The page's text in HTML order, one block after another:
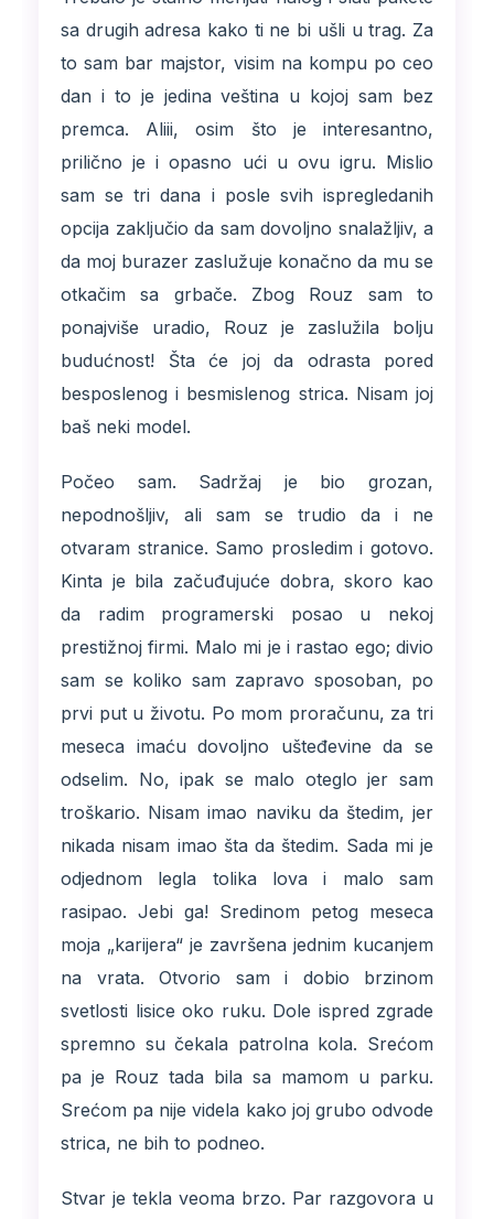
sa drugih adresa kako ti ne bi ušli u trag. Za
to sam bar majstor, visim na kompu po ceo
dan i to je jedina veština u kojoj sam bez
premca. Aliii, osim što je interesantno,
prilično je i opasno ući u ovu igru. Mislio
sam se tri dana i posle svih ispregledanih
opcija zaključio da sam dovoljno snalažljiv, a
da moj burazer zaslužuje konačno da mu se
otkačim sa grbače. Zbog Rouz sam to
ponajviše uradio, Rouz je zaslužila bolju
budućnost! Šta će joj da odrasta pored
besposlenog i besmislenog strica. Nisam joj
baš neki model.
Počeo sam. Sadržaj je bio grozan,
nepodnošljiv, ali sam se trudio da i ne
otvaram stranice. Samo prosledim i gotovo.
Kinta je bila začuđujuće dobra, skoro kao
da radim programerski posao u nekoj
prestižnoj firmi. Malo mi je i rastao ego; divio
sam se koliko sam zapravo sposoban, po
prvi put u životu. Po mom proračunu, za tri
meseca imaću dovoljno ušteđevine da se
odselim. No, ipak se malo oteglo jer sam
troškario. Nisam imao naviku da štedim, jer
nikada nisam imao šta da štedim. Sada mi je
odjednom legla tolika lova i malo sam
rasipao. Jebi ga! Sredinom petog meseca
moja „karijera“ je završena jednim kucanjem
na vrata. Otvorio sam i dobio brzinom
svetlosti lisice oko ruku. Dole ispred zgrade
spremno su čekala patrolna kola. Srećom
pa je Rouz tada bila sa mamom u parku.
Srećom pa nije videla kako joj grubo odvode
strica, ne bih to podneo.
Stvar je tekla veoma brzo. Par razgovora u